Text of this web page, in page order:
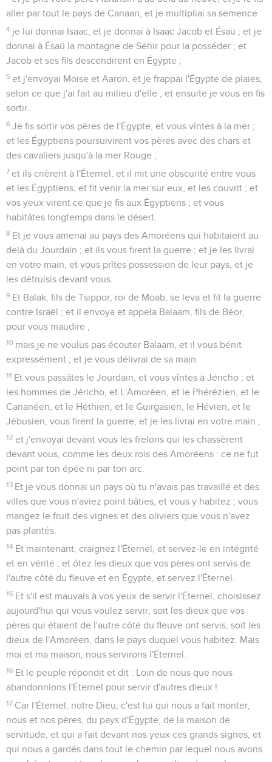
aller par tout le pays de Canaan, et je multipliai sa semence :
4 je lui donnai Isaac, et je donnai à Isaac Jacob et Ésaü ; et je
donnai à Ésaü la montagne de Séhir pour la posséder ; et
Jacob et ses fils descendirent en Égypte ;
5 et j'envoyai Moïse et Aaron, et je frappai l'Égypte de plaies,
selon ce que j'ai fait au milieu d'elle ; et ensuite je vous en fis
sortir.
6 Je fis sortir vos pères de l'Égypte, et vous vîntes à la mer ;
et les Égyptiens poursuivirent vos pères avec des chars et
des cavaliers jusqu'à la mer Rouge ;
7 et ils crièrent à l'Éternel, et il mit une obscurité entre vous
et les Égyptiens, et fit venir la mer sur eux, et les couvrit ; et
vos yeux virent ce que je fis aux Égyptiens ; et vous
habitâtes longtemps dans le désert.
8 Et je vous amenai au pays des Amoréens qui habitaient au
delà du Jourdain ; et ils vous firent la guerre ; et je les livrai
en votre main, et vous prîtes possession de leur pays, et je
les détruisis devant vous.
9 Et Balak, fils de Tsippor, roi de Moab, se leva et fit la guerre
contre Israël ; et il envoya et appela Balaam, fils de Béor,
pour vous maudire ;
10 mais je ne voulus pas écouter Balaam, et il vous bénit
expressément ; et je vous délivrai de sa main.
11 Et vous passâtes le Jourdain, et vous vîntes à Jéricho ; et
les hommes de Jéricho, et L'Amoréen, et le Phérézien, et le
Cananéen, et le Héthien, et le Guirgasien, le Hévien, et le
Jébusien, vous firent la guerre, et je les livrai en votre main ;
12 et j'envoyai devant vous les frelons qui les chassèrent
devant vous, comme les deux rois des Amoréens : ce ne fut
point par ton épée ni par ton arc.
13 Et je vous donnai un pays où tu n'avais pas travaillé et des
villes que vous n'aviez point bâties, et vous y habitez ; vous
mangez le fruit des vignes et des oliviers que vous n'avez
pas plantés.
14 Et maintenant, craignez l'Éternel, et servez-le en intégrité
et en vérité ; et ôtez les dieux que vos pères ont servis de
l'autre côté du fleuve et en Égypte, et servez l'Éternel.
15 Et s'il est mauvais à vos yeux de servir l'Éternel, choisissez
aujourd'hui qui vous voulez servir, soit les dieux que vos
pères qui étaient de l'autre côté du fleuve ont servis, soit les
dieux de l'Amoréen, dans le pays duquel vous habitez. Mais
moi et ma maison, nous servirons l'Éternel.
16 Et le peuple répondit et dit : Loin de nous que nous
abandonnions l'Éternel pour servir d'autres dieux !
17 Car l'Éternel, notre Dieu, c'est lui qui nous a fait monter,
nous et nos pères, du pays d'Égypte, de la maison de
servitude, et qui a fait devant nos yeux ces grands signes, et
qui nous a gardés dans tout le chemin par lequel nous avons